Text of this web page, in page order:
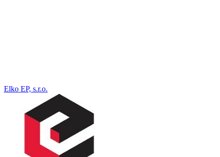
Elko EP, s.r.o.